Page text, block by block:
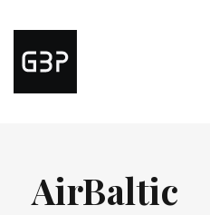
AirBaltic